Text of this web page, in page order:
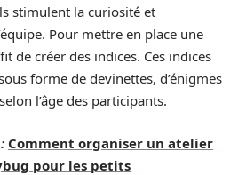
stimulent la curiosité et
Pour mettre en place une
de créer des indices. Ces indices
forme de devinettes, d’énigmes
l’âge des participants.
Comment organiser un atelier
pour les petits